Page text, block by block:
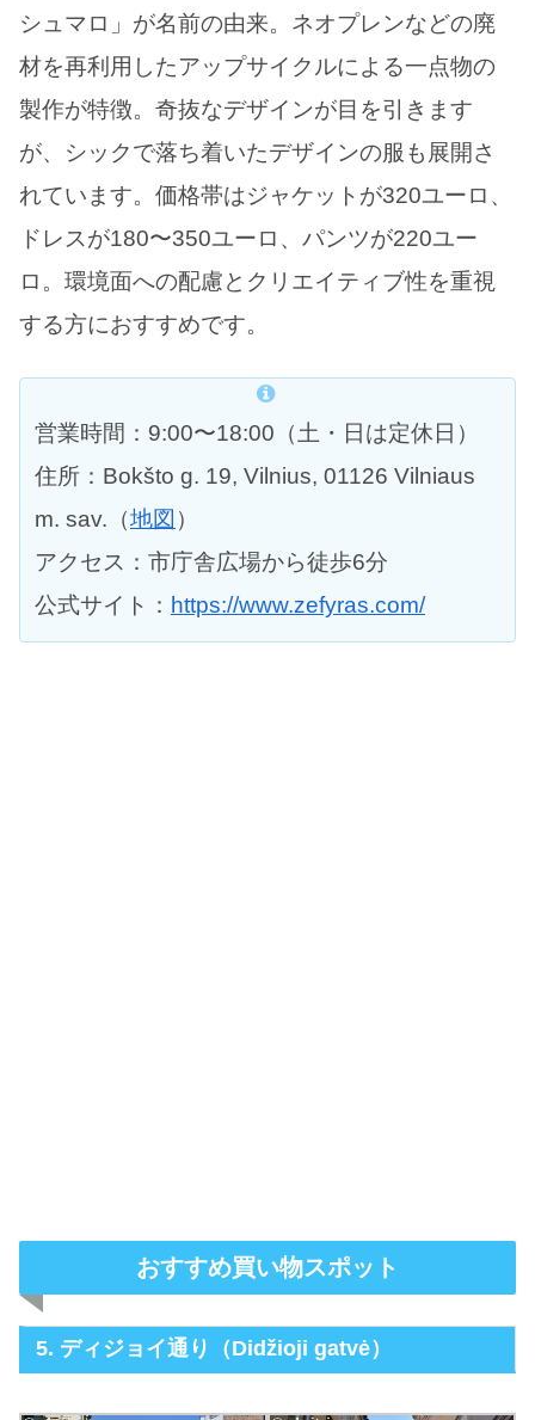
シュマロ」が名前の由来。ネオプレンなどの廃
材を再利用したアップサイクルによる一点物の
製作が特徴。奇抜なデザインが目を引きます
が、シックで落ち着いたデザインの服も展開さ
れています。価格帯はジャケットが320ユーロ、
ドレスが180〜350ユーロ、パンツが220ユー
ロ。環境面への配慮とクリエイティブ性を重視
する方におすすめです。
営業時間：9:00〜18:00（土・日は定休日）
住所：Bokšto g. 19, Vilnius, 01126 Vilniaus
m. sav.（地図 ）
アクセス：市庁舎広場から徒歩6分
公式サイト： https://www.zefyras.com/
おすすめ買い物スポット
5. ディジョイ通り（Didžioji gatvė）